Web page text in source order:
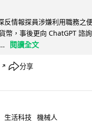
反情報探員涉嫌利用職務之
幣，事後更向 ChatGPT 諮
閱讀全文
↗ 分享
生活科技 機械人